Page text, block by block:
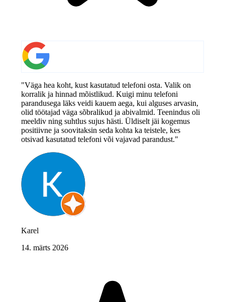
"Väga hea koht, kust kasutatud telefoni osta. Valik on
korralik ja hinnad mõistlikud. Kuigi minu telefoni
parandusega läks veidi kauem aega, kui alguses arvasin,
olid töötajad väga sõbralikud ja abivalmid. Teenindus oli
meeldiv ning suhtlus sujus hästi. Üldiselt jäi kogemus
positiivne ja soovitaksin seda kohta ka teistele, kes
otsivad kasutatud telefoni või vajavad parandust."
Karel
14. märts 2026